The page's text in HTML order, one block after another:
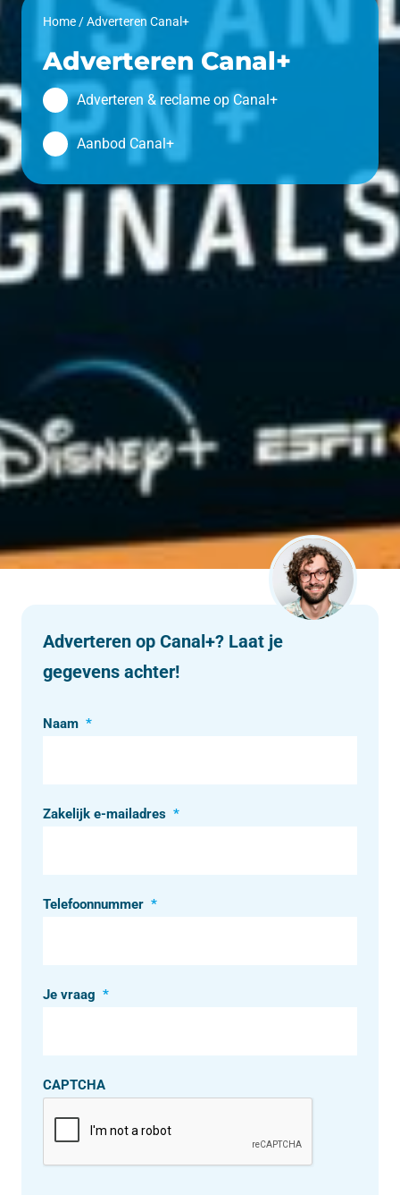
Home /Adverteren Canal+
Adverteren Canal+
Adverteren & reclame op Canal+
Aanbod Canal+
Adverteren op Canal+? Laat je
gegevens achter!
Naam *
Zakelijk e-mailadres *
Telefoonnummer *
Je vraag *
CAPTCHA